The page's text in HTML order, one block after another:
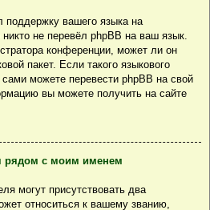
поддержку вашего языка на
не перевёл phpBB на ваш язык.
конференции, может ли он
пакет. Если такого языкового
можете перевести phpBB на свой
вы можете получить на сайте
рядом с моим именем
могут присутствовать два
относиться к вашему званию,